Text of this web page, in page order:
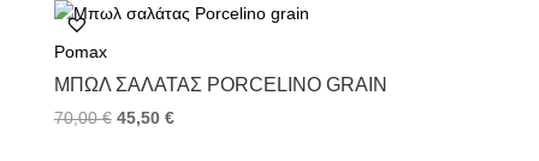
Pomax
ΜΠΩΛ ΣΑΛΆΤΑΣ PORCELINO GRAIN
70,00€ 45,50 €